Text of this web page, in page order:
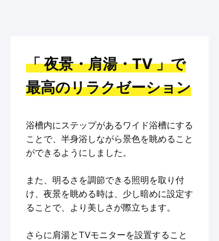
「 夜景・肩湯・TV 」で
最高のリラクゼーション
浴槽内にステップがあるワイド浴槽にする
ことで、半身浴しながら景色を眺めること
ができるようにしました。
また、明るさを調節できる照明を取り付
け、夜景を眺める時は、少し暗めに設定す
ることで、より美しさが際立ちます。
さらに肩湯とTVモニターを設置すること